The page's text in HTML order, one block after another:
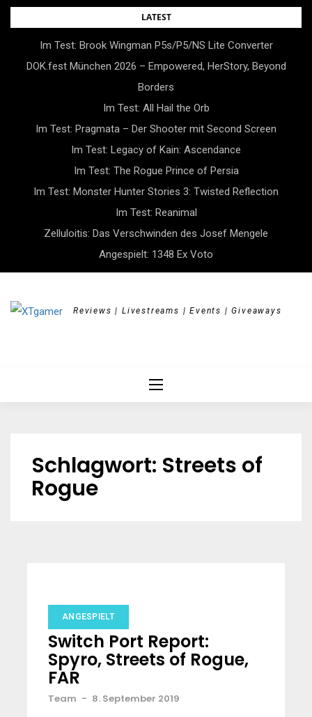
Skip
LATEST
Im Test: Brook Wingman P5s/P5/NS Lite Converter
DOK.fest München 2026 – Empowered, HerStory, Beyond
Borders
Im Test: All Hail the Orb
Im Test: Pragmata – Der Shooter mit Second Screen
Im Test: Legacy of Kain: Ascendance
Im Test: The Rogue Prince of Persia
Im Test: Monster Hunter Stories 3: Twisted Reflection
Im Test: Reanimal
Zelluloitis: Das Verschwinden des Josef Mengele
Angespielt: 1348 Ex Voto
Reviews | Livestreams | Events | Giveaways
Schlagwort: Streets of
Rogue
ANGESPIELT
Switch Port Report:
Spyro, Streets of Rogue,
FAR
Team - 8. September 2019